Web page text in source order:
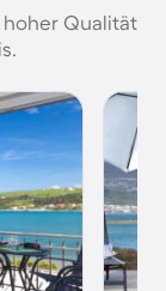
Qualität